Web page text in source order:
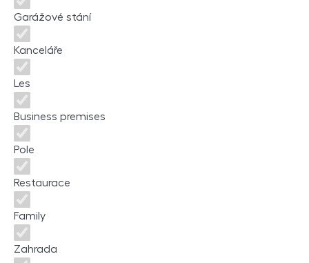
Garážové stání
Kanceláře
Les
Business premises
Pole
Restaurace
Family
Zahrada